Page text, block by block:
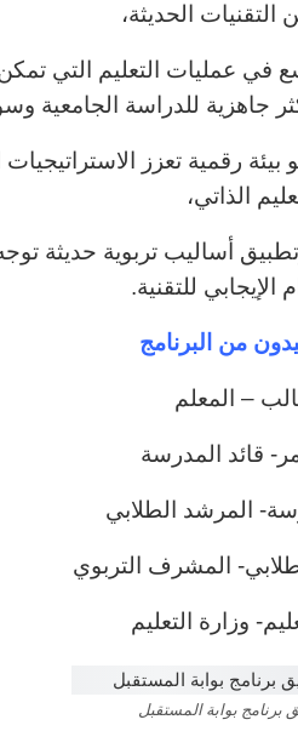
التقنيات الحديثة،
في عمليات التعليم التي
جاهزية للدراسة الجامعية
رقمية تعزز
الذاتي،
أساليب تربوية حديثة توجه
الإيجابي للتقنية.
من البرنامج
– المعلم
قائد المدرسة
المرشد الطلابي
المشرف التربوي
وزارة التعليم
برنامج بوابة المستقبل